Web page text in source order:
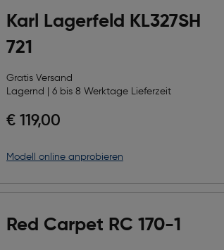
Karl Lagerfeld KL327SH
721
Gratis Versand
Lagernd | 6 bis 8 Werktage Lieferzeit
€ 119,00
Modell online anprobieren
Red Carpet RC 170-1